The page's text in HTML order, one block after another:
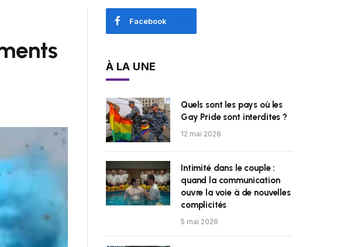
Facebook
À LA UNE
Quels sont les pays où les
Gay Pride sont interdites ?
12 mai 2026
Intimité dans le couple :
quand la communication
ouvre la voie à de nouvelles
complicités
5 mai 2026